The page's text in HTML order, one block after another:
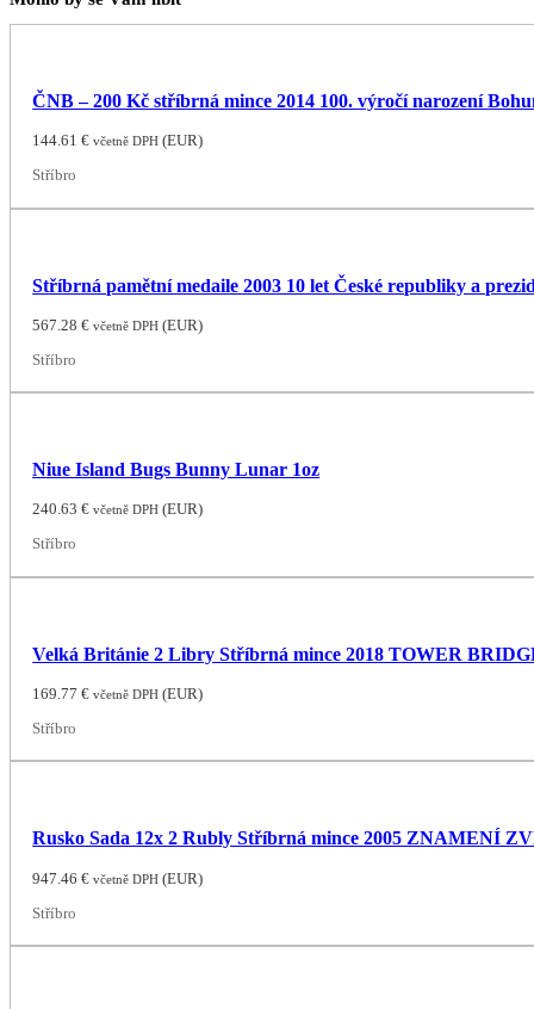
ČNB – 200 Kč stříbrná mince 2014 100. výročí narození
144.61€ včetně DPH (EUR)
Stříbro
Stříbrná pamětní medaile 2003 10 let České republiky a
567.28€ včetně DPH (EUR)
Stříbro
Niue Island Bugs Bunny Lunar 1oz
240.63€ včetně DPH (EUR)
Stříbro
Velká Británie 2 Libry Stříbrná mince 2018 TOWER
169.77€ včetně DPH (EUR)
Stříbro
Rusko Sada 12x 2 Rubly Stříbrná mince 2005 ZNAMENÍ
947.46€ včetně DPH (EUR)
Stříbro